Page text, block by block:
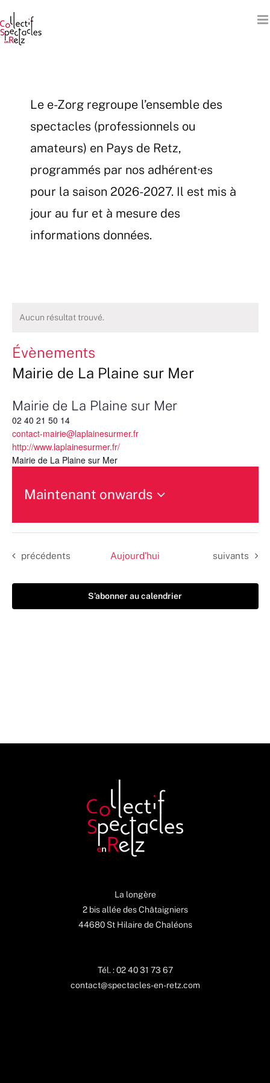
au
contenu
Le e-Zorg regroupe l’ensemble des
spectacles (professionnels ou
amateurs) en Pays de Retz,
programmés par nos adhérent·es
pour la saison 2026-2027. Il est mis à
jour au fur et à mesure des
informations données.
Aucun résultat trouvé.
Évènements
Mairie de La Plaine sur Mer
Mairie de La Plaine sur Mer
02 40 21 50 14
contact-mairie@laplainesurmer.fr
http://www.laplainesurmer.fr/
Mairie de La Plaine sur Mer
Maintenant onwards
une
date.
Évènements
précédents Aujourd’hui Évènements
suivants
S’abonner au calendrier
La longère
2 bis allée des Châtaigniers
44680 St Hilaire de Chaléons
Tél. : 02 40 31 73 67
contact@spectacles-en-retz.com